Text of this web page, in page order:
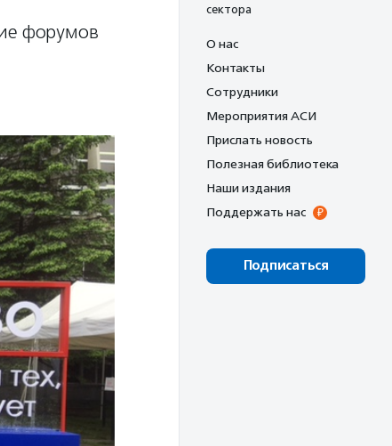
форумов
сектора
О нас
Контакты
Сотрудники
Мероприятия АСИ
Прислать новость
Полезная библиотека
Наши издания
Поддержать нас
Подписаться